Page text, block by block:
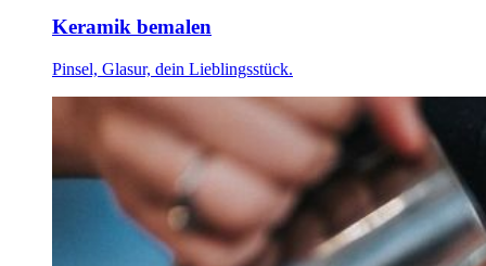
Keramik bemalen
Pinsel, Glasur, dein Lieblingsstück.